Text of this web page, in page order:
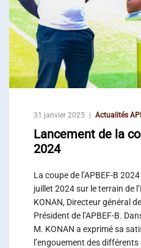
31 janvier 2025 Actualités
Lancement de la
2024
La coupe de l’APBEF-B
juillet 2024 sur le terrain de
KONAN, Directeur général
Président de l’APBEF-B.
M. KONAN a exprimé sa
l’engouement des